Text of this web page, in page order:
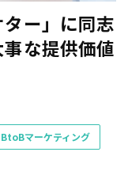
ー」に同志
な提供価値
BtoBマーケティング